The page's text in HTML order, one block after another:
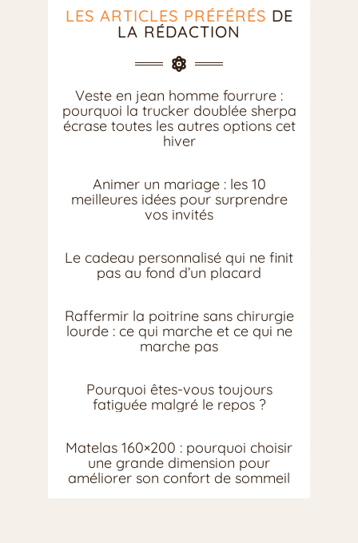
LES ARTICLES PRÉFÉRÉS DE
LA RÉDACTION
Veste en jean homme fourrure :
pourquoi la trucker doublée sherpa
écrase toutes les autres options cet
hiver
Animer un mariage : les 10
meilleures idées pour surprendre
vos invités
Le cadeau personnalisé qui ne finit
pas au fond d’un placard
Raffermir la poitrine sans chirurgie
lourde : ce qui marche et ce qui ne
marche pas
Pourquoi êtes-vous toujours
fatiguée malgré le repos ?
Matelas 160×200 : pourquoi choisir
une grande dimension pour
améliorer son confort de sommeil